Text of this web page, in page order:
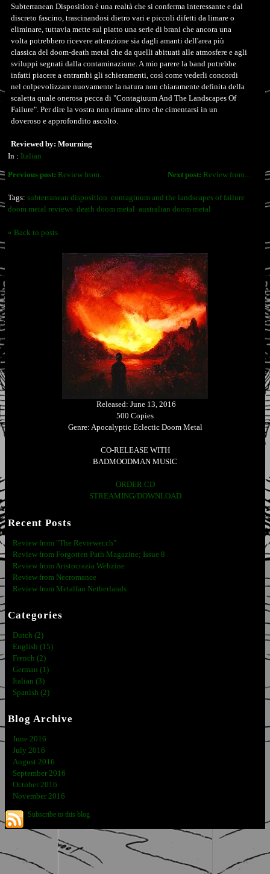
Subterranean Disposition è una realtà che si conferma interessante e dal
discreto fascino, trascinandosi dietro vari e piccoli difetti da limare o
eliminare, tuttavia mette sul piatto una serie di brani che ancora una
volta potrebbero ricevere attenzione sia dagli amanti dell'area più
classica del doom-death metal che da quelli abituati alle atmosfere e agli
sviluppi segnati dalla contaminazione. A mio parere la band potrebbe
infatti piacere a entrambi gli schieramenti, così come vederli concordi
nel colpevolizzare nuovamente la natura non chiaramente definita della
scaletta quale onerosa pecca di "Contagiuum And The Landscapes Of
Failure". Per dire la vostra non rimane altro che cimentarsi in un
doveroso e approfondito ascolto.
Reviewed by: Mourning
In : Italian
Next post: Review from...
Previous post: Review from...
Tags: subterranean disposition contagiuum and the landscapes of failure
doom metal reviews death doom metal australian doom metal
« Back to posts
Released: June 13, 2016
500 Copies
Genre: Apocalyptic Eclectic Doom Metal
CO-RELEASE WITH
BADMOODMAN MUSIC
ORDER CD
STREAMING/DOWNLOAD
Recent Posts
Review from "The Reviewer.ch"
Review from Forgotten Path Magazine; Issue 8
Review from Aristocrazia Webzine
Review from Necromance
Review from Metalfan Netherlands
Categories
Dutch (2)
English (15)
French (2)
German (1)
Italian (3)
Spanish (2)
Blog Archive
June 2016
July 2016
August 2016
September 2016
October 2016
November 2016
Subscribe to this blog